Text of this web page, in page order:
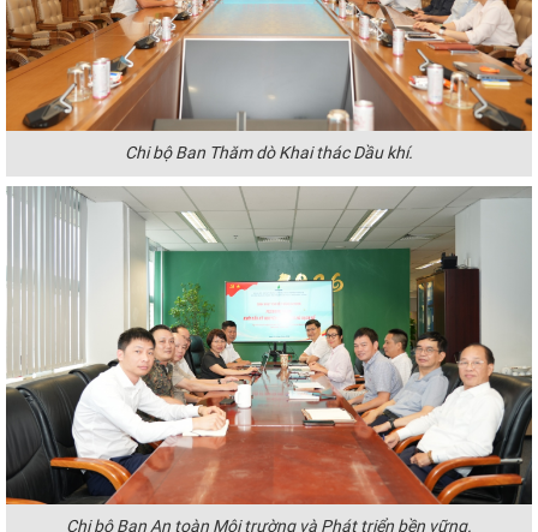
Chi bộ Ban Thăm dò Khai thác Dầu khí.
Chi bộ Ban An toàn Môi trường và Phát triển bền vững.